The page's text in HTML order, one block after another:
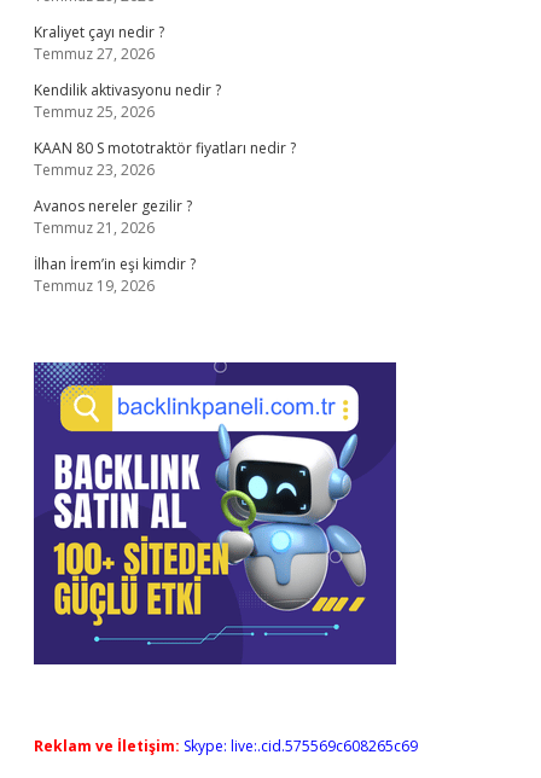
Kraliyet çayı nedir ?
Temmuz 27, 2026
Kendilik aktivasyonu nedir ?
Temmuz 25, 2026
KAAN 80 S mototraktör fiyatları nedir ?
Temmuz 23, 2026
Avanos nereler gezilir ?
Temmuz 21, 2026
İlhan İrem’in eşi kimdir ?
Temmuz 19, 2026
Reklam ve İletişim: Skype: live:.cid.575569c608265c69